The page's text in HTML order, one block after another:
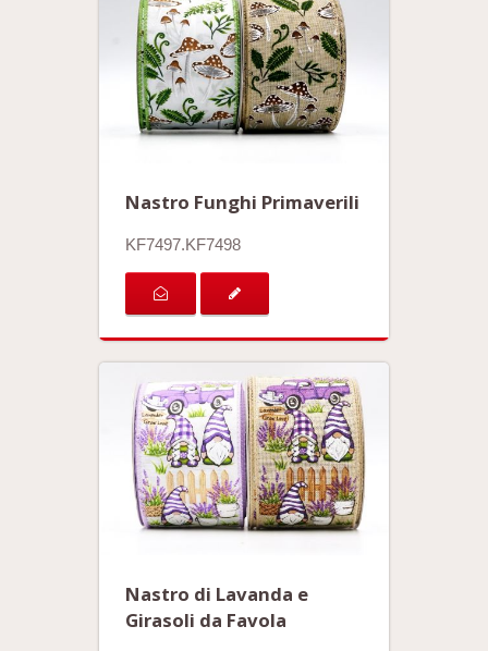
Nastro Funghi Primaverili
KF7497.KF7498
Nastro di Lavanda e
Girasoli da Favola